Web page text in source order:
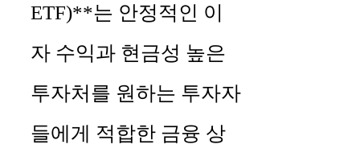
ETF)**는 안정적인 이
자 수익과 현금성 높은
투자처를 원하는 투자자
들에게 적합한 금융 상